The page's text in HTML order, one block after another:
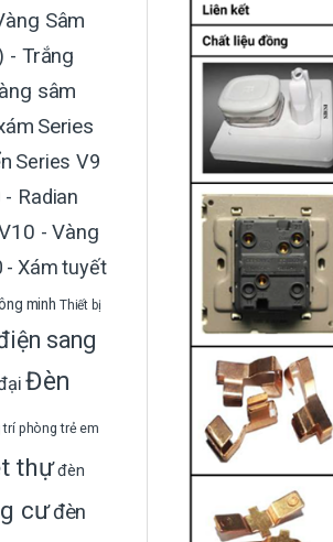
Sâm
- Trắng
sâm
Series
Series V9
Radian
- Vàng
- Xám tuyết
minh Thiết bị
sang
Đèn
phòng trẻ em
thựđèn
cưđèn